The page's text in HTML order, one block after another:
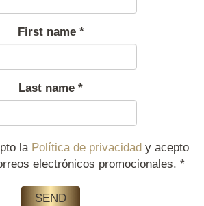
First name *
Last name *
la Política de privacidad y acepto
electrónicos promocionales. *
SEND